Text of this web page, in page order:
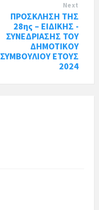
Next
ΠΡΟΣΚΛΗΣΗ ΤΗΣ
28ης – ΕΙΔΙΚΗΣ -
ΣΥΝΕΔΡΙΑΣΗΣ ΤΟΥ
ΔΗΜΟΤΙΚΟΥ
ΣΥΜΒΟΥΛΙΟΥ ΕΤΟΥΣ
2024